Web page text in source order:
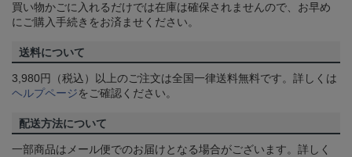
買い物かごに入れるだけでは在庫は確保されませんので、お早め
にご購入手続きをお済ませください。
送料について
3,980円（税込）以上のご注文は全国一律送料無料です。詳しくは
ヘルプページをご確認ください。
配送方法について
一部商品はメール便でのお届けとなる場合がございます。詳しく